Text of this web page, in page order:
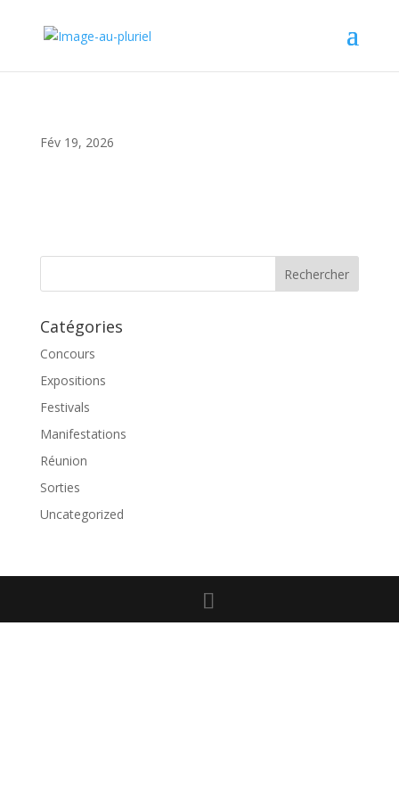
Fév 19, 2026
Catégories
Concours
Expositions
Festivals
Manifestations
Réunion
Sorties
Uncategorized